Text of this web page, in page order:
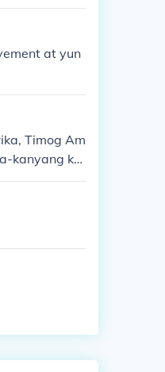
at yun
Timog Am
kanyang kul
at popula